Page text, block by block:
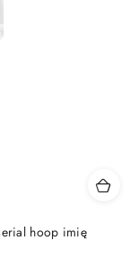
hoop imię